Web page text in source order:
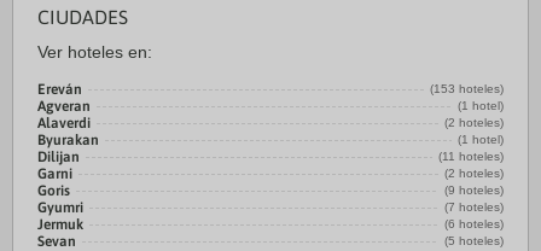
CIUDADES
Ver hoteles en:
Ereván (153 hoteles)
Agveran (1 hotel)
Alaverdi (2 hoteles)
Byurakan (1 hotel)
Dilijan (11 hoteles)
Garni (2 hoteles)
Goris (9 hoteles)
Gyumri (7 hoteles)
Jermuk (6 hoteles)
Sevan (5 hoteles)